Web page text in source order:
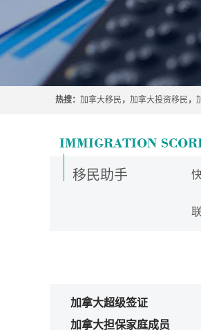
热搜： 加拿大移民 ， 加拿大投资移民 ，
移民助手
加拿大超级签证
加拿大担保家庭成员